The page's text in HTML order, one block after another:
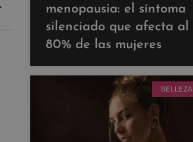
menopausia: el síntoma
silenciado que afecta al
80% de las mujeres
BELLEZA